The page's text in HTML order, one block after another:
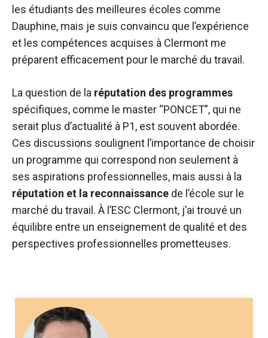
les étudiants des meilleures écoles comme
Dauphine, mais je suis convaincu que l’expérience
et les compétences acquises à Clermont me
préparent efficacement pour le marché du travail.
La question de la réputation des programmes
spécifiques, comme le master “PONCET”, qui ne
serait plus d’actualité à P1, est souvent abordée.
Ces discussions soulignent l’importance de choisir
un programme qui correspond non seulement à
ses aspirations professionnelles, mais aussi à la
réputation et la reconnaissance de l’école sur le
marché du travail. À l’ESC Clermont, j’ai trouvé un
équilibre entre un enseignement de qualité et des
perspectives professionnelles prometteuses.